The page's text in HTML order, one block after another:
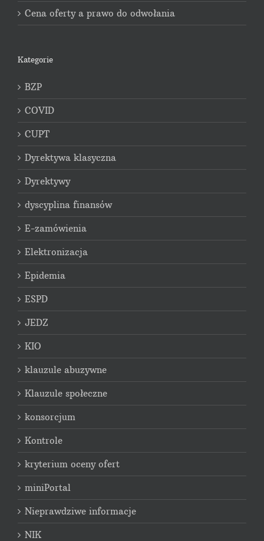
Cena oferty a prawo do odwołania
Kategorie
BZP
COVID
CUPT
Dyrektywa klasyczna
Dyrektywy
dyscyplina finansów
E-zamówienia
Elektronizacja
Epidemia
ESPD
JEDZ
KIO
klauzule abuzywne
Klauzule społeczne
konsorcjum
Kontrole
kryterium oceny ofert
miniPortal
Nieprawdziwe informacje
NIK